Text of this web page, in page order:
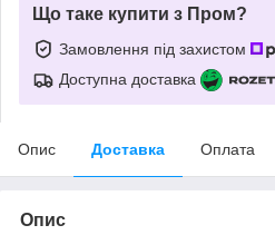
Що таке купити з Пром?
Замовлення під захистом
Доступна доставка
Опис Доставка Оплата
Опис